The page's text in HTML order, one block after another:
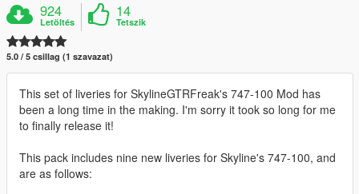
924
Letöltés
14
Tetszik
5.0 / 5 csillag (1 szavazat)
This set of liveries for SkylineGTRFreak's 747-100 Mod has
been a long time in the making. I'm sorry it took so long for me
to finally release it!
This pack includes nine new liveries for Skyline's 747-100, and
are as follows: